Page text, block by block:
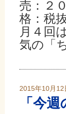
売：２
格：税
月４回
気の「
2015年10月12
「今